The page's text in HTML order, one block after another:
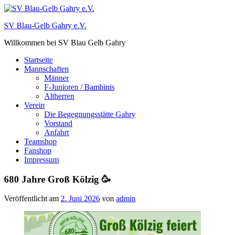
Zum
springen
SV Blau-Gelb Gahry e.V.
Willkommen bei SV Blau Gelb Gahry
Startseite
Mannschaften
Männer
F-Junioren / Bambinis
Altherren
Verein
Die Begegnungsstätte Gahry
Vorstand
Anfahrt
Teamshop
Fanshop
Impressum
680 Jahre Groß Kölzig 🥳
Veröffentlicht am 2. Juni 2026 von admin